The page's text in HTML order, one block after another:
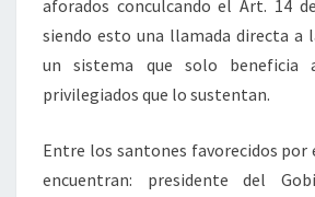
aforados conculcando el Art. 14
siendo esto una llamada directa a
un sistema que solo
privilegiados que lo sustentan.
Entre los santones favorecidos
encuentran: presidente del